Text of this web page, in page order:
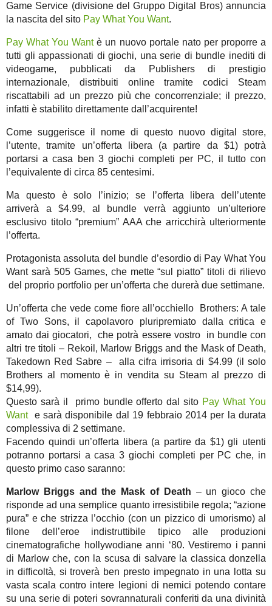
Game Service (divisione del Gruppo Digital Bros) annuncia
la nascita del sito Pay What You Want.
Pay What You Wantè un nuovo portale nato per proporre a
tutti gli appassionati di giochi, una serie di bundle inediti di
videogame, pubblicati da Publishers di prestigio
internazionale, distribuiti online tramite codici Steam
riscattabili ad un prezzo più che concorrenziale; il prezzo,
infatti è stabilito direttamente dall’acquirente!
Come suggerisce il nome di questo nuovo digital store,
l’utente, tramite un’offerta libera (a partire da $1) potrà
portarsi a casa ben 3 giochi completi per PC, il tutto con
l’equivalente di circa 85 centesimi.
Ma questo è solo l’inizio; se l’offerta libera dell’utente
arriverà a $4.99, al bundle verrà aggiunto un’ulteriore
esclusivo titolo “premium” AAA che arricchirà ulteriormente
l’offerta.
Protagonista assoluta del bundle d’esordio di Pay What You
Want sarà 505 Games, che mette “sul piatto” titoli di rilievo
del proprio portfolio per un’offerta che durerà due settimane.
Un’offerta che vede come fiore all’occhiello Brothers: A tale
of Two Sons, il capolavoro pluripremiato dalla critica e
amato dai giocatori, che potrà essere vostro in bundle con
altri tre titoli – Rekoil, Marlow Briggs and the Mask of Death,
Takedown Red Sabre – alla cifra irrisoria di $4.99 (il solo
Brothers al momento è in vendita su Steam al prezzo di
$14,99).
Questo sarà il primo bundle offerto dal sito Pay What You
Wante sarà disponibile dal 19 febbraio 2014 per la durata
complessiva di 2 settimane.
Facendo quindi un’offerta libera (a partire da $1) gli utenti
potranno portarsi a casa 3 giochi completi per PC che, in
questo primo caso saranno:
Marlow Briggs and the Mask of Death – un gioco che
risponde ad una semplice quanto irresistibile regola; “azione
pura” e che strizza l’occhio (con un pizzico di umorismo) al
filone dell’eroe indistruttibile tipico alle produzioni
cinematografiche hollywodiane anni ‘80. Vestiremo i panni
di Marlow che, con la scusa di salvare la classica donzella
in difficoltà, si troverà ben presto impegnato in una lotta su
vasta scala contro intere legioni di nemici potendo contare
su una serie di poteri sovrannaturali conferiti da una divinità